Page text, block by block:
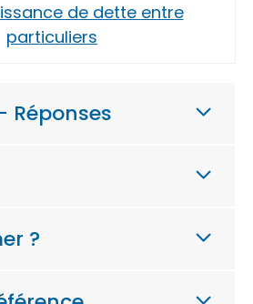
de dette entre
particuliers
Réponses
?